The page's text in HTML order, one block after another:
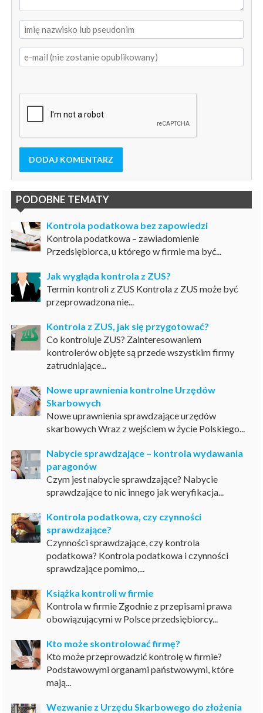
DODAJ KOMENTARZ
PODOBNE TEMATY
Kontrola podatkowa bez zapowiedzi
Kontrola podatkowa – zawiadomienie
Przedsiębiorca, u którego w firmie ma być...
Jak wygląda kontrola z ZUS?
Termin kontroli z ZUS Kontrola z ZUS może być
przeprowadzona nie...
Kontrola z ZUS, jak się przygotować?
Co kontroluje ZUS? Zainteresowaniem
kontrolerów objęte są przede wszystkim firmy
zatrudniające...
Nowe uprawnienia kontrolne Urzędów
Skarbowych
Nowe uprawnienia sprawdzające urzędów
skarbowych Wraz z wejściem w życie Polskiego...
Nabycie sprawdzające – kontrola wydawania
paragonów
Czym jest nabycie sprawdzające? Nabycie
sprawdzające to nic innego jak weryfikacja...
Kontrola podatkowa, czy czynności
sprawdzające?
Czynności sprawdzające, czy kontrola
podatkowa? Kontrola podatkowa i czynności
sprawdzające pomimo,...
Książka kontroli w firmie
Kontrola w firmie Zgodnie z przepisami prawa
obowiązującymi w Polsce przedsiębiorcy...
Kto może skontrolować firmę?
Kto może przeprowadzić kontrolę w firmie?
Podstawowymi organami państwowymi, które
mają...
Wezwanie z Urzędu Skarbowego do złożenia